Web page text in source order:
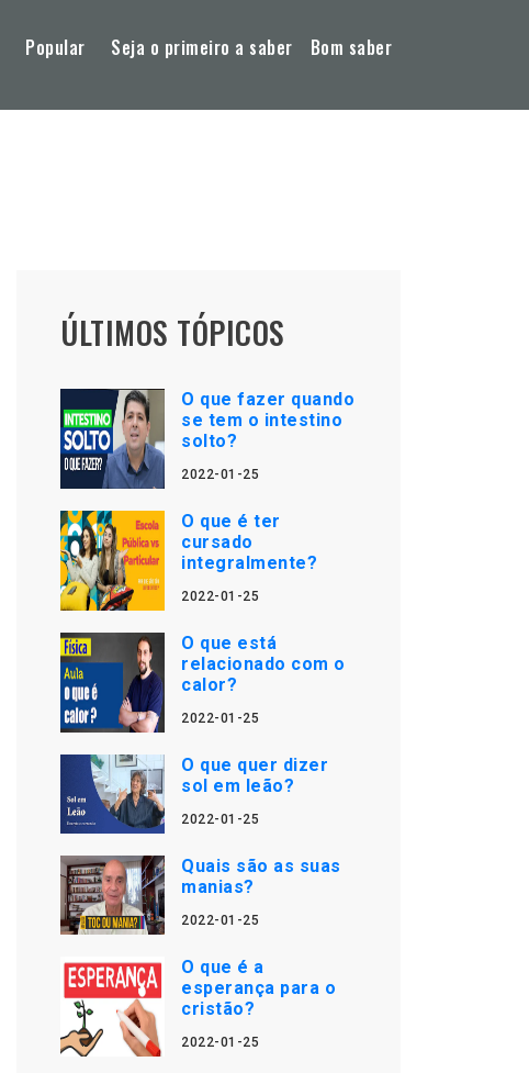
Popular Seja o primeiro a saber Bom saber
ÚLTIMOS TÓPICOS
O que fazer quando
se tem o intestino
solto?
2022-01-25
O que é ter
cursado
integralmente?
2022-01-25
O que está
relacionado com o
calor?
2022-01-25
O que quer dizer
sol em leão?
2022-01-25
Quais são as suas
manias?
2022-01-25
O que é a
esperança para o
cristão?
2022-01-25